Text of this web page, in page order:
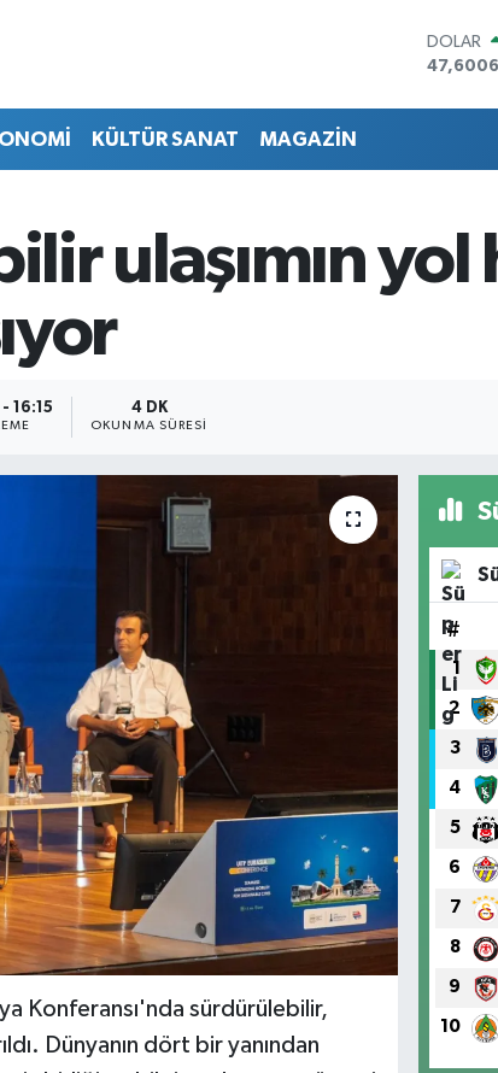
DOLAR
47,6006
BİST100
13.768
BITCOIN
KÜLTÜR SANAT MAGAZİN
ulaşımın yol
16:15 4 DK
OKUNMA SÜRESI
Konferansı'nda sürdürülebilir,
Dünyanın dört bir yanından
#
1
2
3
4
5
6
7
8
9
10